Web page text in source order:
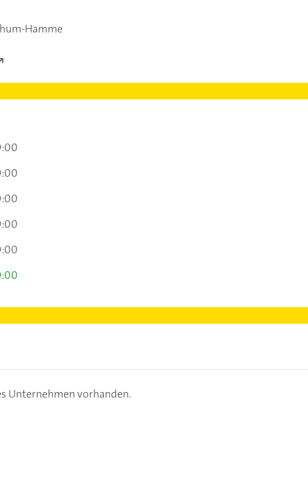
Hamme
Unternehmen vorhanden.